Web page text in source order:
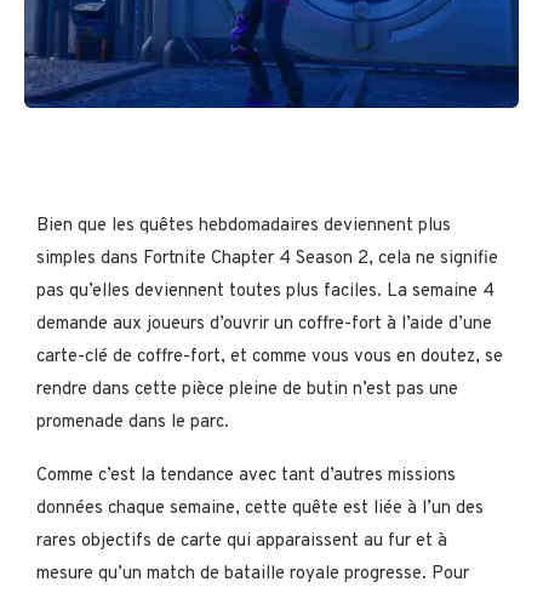
Bien que les quêtes hebdomadaires deviennent plus
simples dans Fortnite Chapter 4 Season 2, cela ne signifie
pas qu’elles deviennent toutes plus faciles. La semaine 4
demande aux joueurs d’ouvrir un coffre-fort à l’aide d’une
carte-clé de coffre-fort, et comme vous vous en doutez, se
rendre dans cette pièce pleine de butin n’est pas une
promenade dans le parc.
Comme c’est la tendance avec tant d’autres missions
données chaque semaine, cette quête est liée à l’un des
rares objectifs de carte qui apparaissent au fur et à
mesure qu’un match de bataille royale progresse. Pour